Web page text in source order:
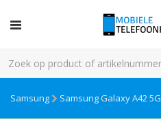
Samsung Samsung Galaxy A42 5G